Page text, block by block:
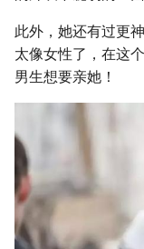
此外，她还有过更
太像女性了，在这
男生想要亲她！